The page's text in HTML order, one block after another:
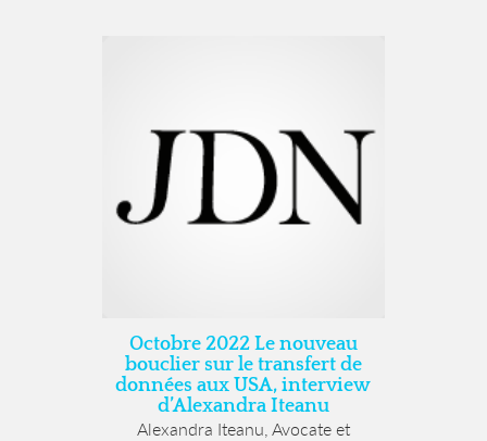
Octobre 2022 Le nouveau
bouclier sur le transfert de
données aux USA, interview
d’Alexandra Iteanu
Alexandra Iteanu, Avocate et